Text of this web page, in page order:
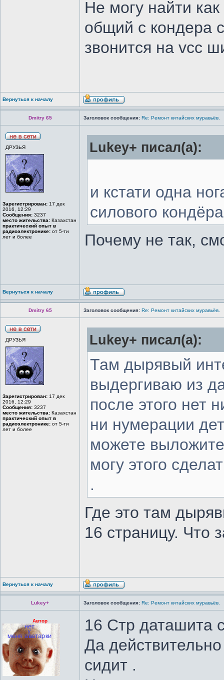
Не могу найти
общий с кондера
звонится на vcc
Вернуться к началу
Dmitry 65 Заголовок сообщения: Re: Ремонт китайских муравьёв.
ДРУЗЬЯ
Зарегистрирован: 17 дек
2016, 12:29
Сообщения: 3237
место жительства: Казахстан
практический опыт в
радиоэлектронике: от 5-ти
лет и более
Lukey+ писал(а):
и кстати одна
силового
Почему не так,
Вернуться к началу
Dmitry 65 Заголовок сообщения: Re: Ремонт китайских муравьёв.
ДРУЗЬЯ
Зарегистрирован: 17 дек
2016, 12:29
Сообщения: 3237
место жительства: Казахстан
практический опыт в
радиоэлектронике: от 5-ти
лет и более
Lukey+ писал(а):
Там дырявый
выдергиваю из
после этого нет
ни нумерации
можете
могу этого
.
Где это там
16 страницу. Что
Вернуться к началу
Lukey+ Заголовок сообщения: Re: Ремонт китайских муравьёв.
Автор
16 Стр даташита
Да
сидит .